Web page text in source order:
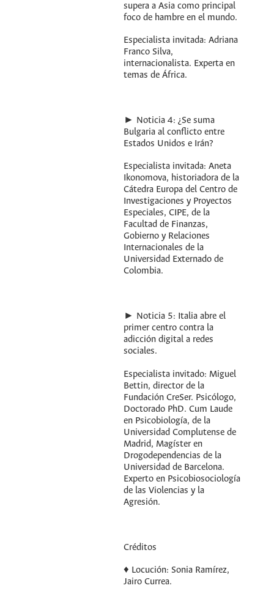
supera a Asia como principal
foco de hambre en el mundo.
Especialista invitada: Adriana
Franco Silva,
internacionalista. Experta en
temas de África.
► Noticia 4: ¿Se suma
Bulgaria al conflicto entre
Estados Unidos e Irán?
Especialista invitada: Aneta
Ikonomova, historiadora de la
Cátedra Europa del Centro de
Investigaciones y Proyectos
Especiales, CIPE, de la
Facultad de Finanzas,
Gobierno y Relaciones
Internacionales de la
Universidad Externado de
Colombia.
► Noticia 5: Italia abre el
primer centro contra la
adicción digital a redes
sociales.
Especialista invitado: Miguel
Bettin, director de la
Fundación CreSer. Psicólogo,
Doctorado PhD. Cum Laude
en Psicobiología, de la
Universidad Complutense de
Madrid, Magíster en
Drogodependencias de la
Universidad de Barcelona.
Experto en Psicobiosociología
de las Violencias y la
Agresión.
Créditos
♦ Locución: Sonia Ramírez,
Jairo Currea.